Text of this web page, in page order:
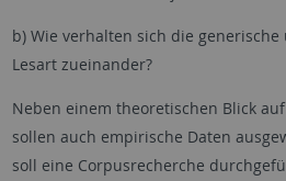
b) Wie verhalten sich die
Lesart zueinander?
Neben einem theoretischen Blick
sollen auch empirische Daten
soll eine Corpusrecherche